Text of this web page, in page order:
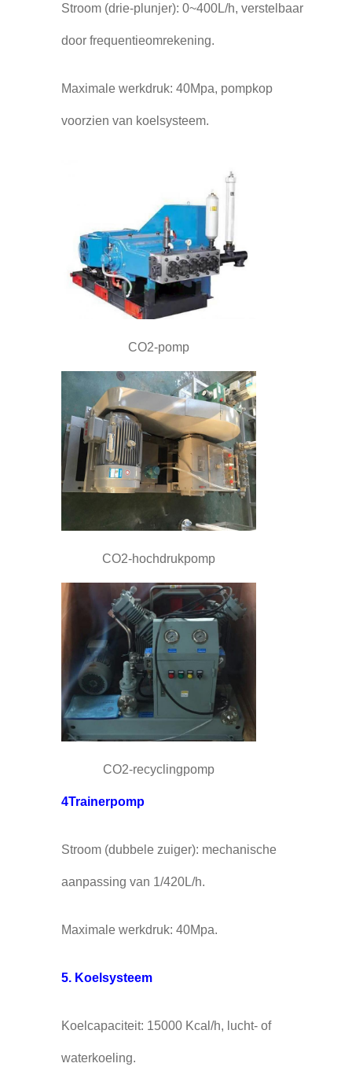
Stroom (drie-plunjer): 0~400L/h, verstelbaar
door frequentieomrekening.
Maximale werkdruk: 40Mpa, pompkop
voorzien van koelsysteem.
CO2-pomp
CO2-hochdrukpomp
CO2-recyclingpomp
4Trainerpomp
Stroom (dubbele zuiger): mechanische
aanpassing van 1/420L/h.
Maximale werkdruk: 40Mpa.
5. Koelsysteem
Koelcapaciteit: 15000 Kcal/h, lucht- of
waterkoeling.